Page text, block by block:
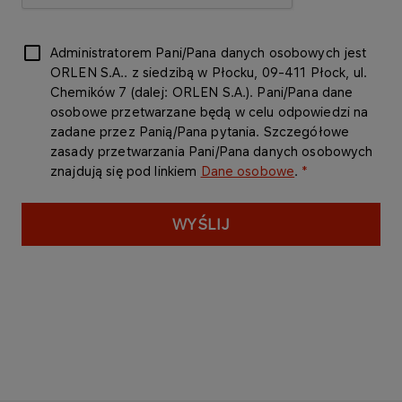
Administratorem Pani/Pana danych osobowych jest
ORLEN S.A.. z siedzibą w Płocku, 09-411 Płock, ul.
Chemików 7 (dalej: ORLEN S.A.). Pani/Pana dane
osobowe przetwarzane będą w celu odpowiedzi na
zadane przez Panią/Pana pytania. Szczegółowe
zasady przetwarzania Pani/Pana danych osobowych
znajdują się pod linkiem Dane osobowe.
WYŚLIJ